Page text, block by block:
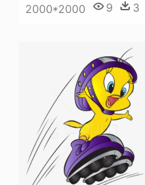
2000*2000 9 3